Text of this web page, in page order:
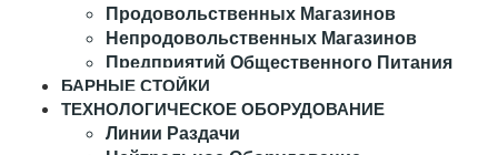
Продовольственных Магазинов
Непродовольственных Магазинов
Предприятий Общественного Питания
БАРНЫЕ СТОЙКИ
ТЕХНОЛОГИЧЕСКОЕ ОБОРУДОВАНИЕ
Линии Раздачи